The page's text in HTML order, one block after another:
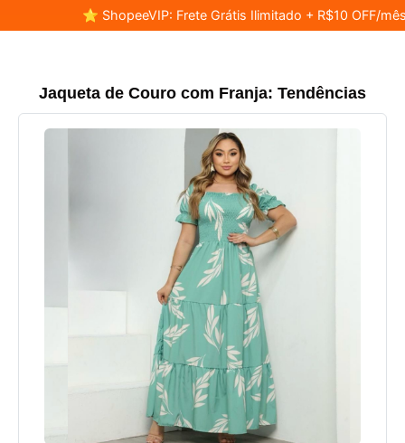
⭐ ShopeeVIP: Frete Grátis Ilimitado + R$10 OFF/
Jaqueta de Couro com Franja: Tendências